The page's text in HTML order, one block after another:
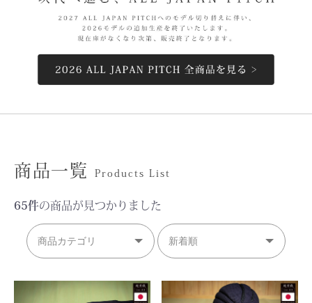
商品一覧 Products List
65件の商品が見つかりました